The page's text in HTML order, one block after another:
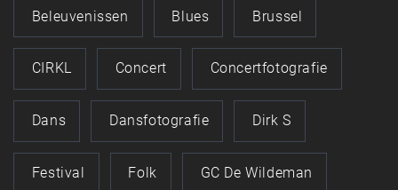
Beleuvenissen Blues Brussel
CIRKL Concert Concertfotografie
Dans Dansfotografie Dirk S
Festival Folk GC De Wildeman